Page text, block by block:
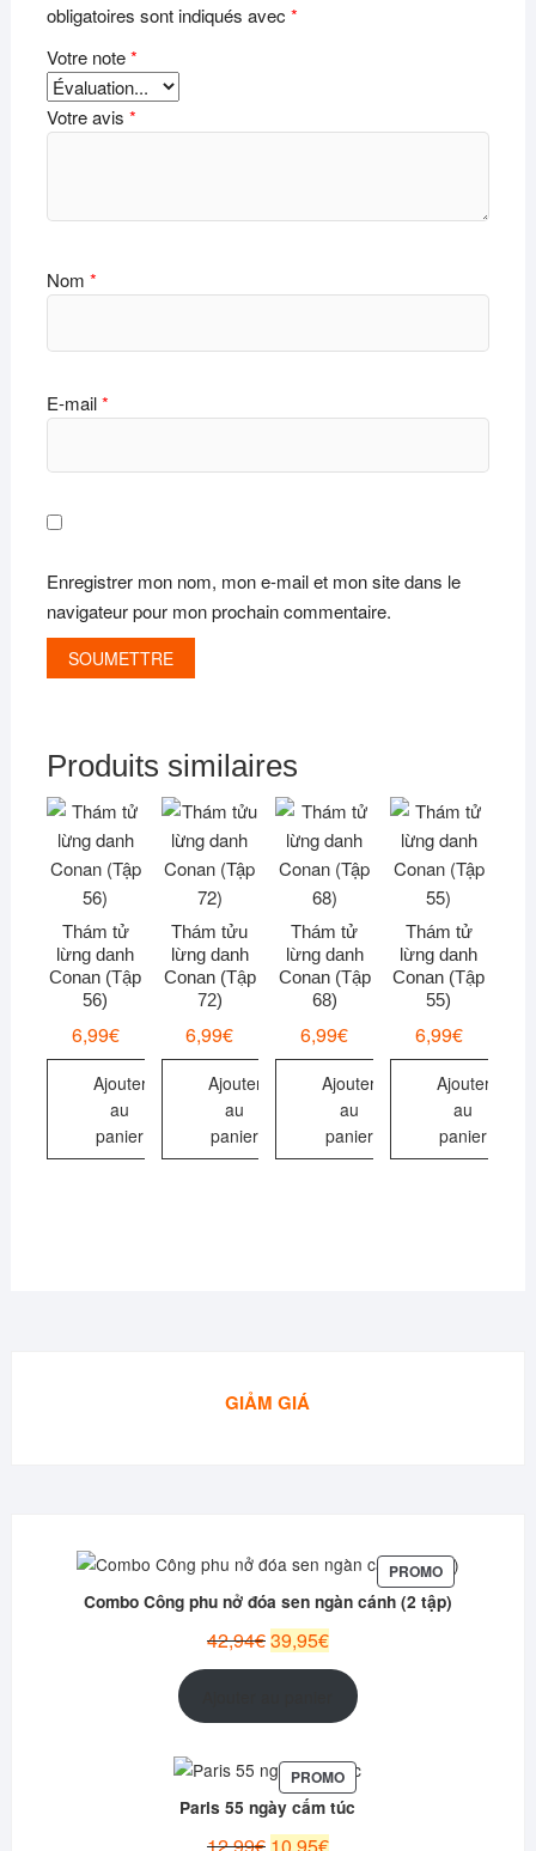
obligatoires sont indiqués avec *
Votre note*
Votre avis *
Nom *
E-mail*
Enregistrer mon nom, mon e-mail et mon site dans le
navigateur pour mon prochain commentaire.
Produits similaires
Thám tử
lừng danh
Conan (Tập
56)
6,99€
Ajouter
au
panier
Thám tửu
lừng danh
Conan (Tập
72)
6,99€
Ajouter
au
panier
Thám tử
lừng danh
Conan (Tập
68)
6,99€
Ajouter
au
panier
Thám tử
lừng danh
Conan (Tập
55)
6,99€
Ajouter
au
panier
GIẢM GIÁ
PROMOPRODUIT
EN
PROMOTION
Combo Công phu nở đóa sen ngàn cánh (2 tập)
42,94€ Le
prix
39,95€Le
prix
actuel
est :
PROMOPRODUIT
EN
PROMOTION
Paris 55 ngày cấm túc
12,99€ Le
10,95€Le